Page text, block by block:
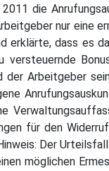
2011 die
nur eine
erklärte, dass es
versteuernde
der Arbeitgeber
für den
Der
möglichen